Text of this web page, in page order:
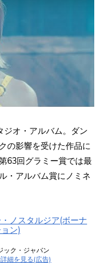
ジオ・アルバム。ダン
の影響を受けた作品に
63回グラミー賞では最
・アルバム賞にノミネ
ノスタルジア(ボーナ
ン)
ック・ジャパン
細を見る(広告)